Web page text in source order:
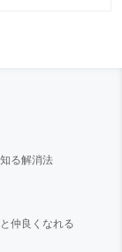
る解消法
仲良くなれる